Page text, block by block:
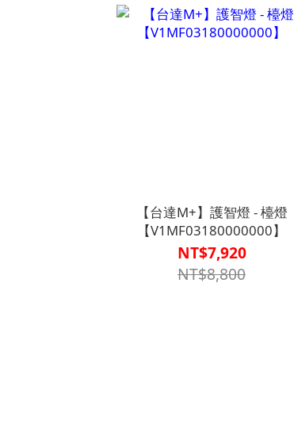
【台達M+】護智燈 - 檯燈
【V1MF03180000000】
NT$7,920
NT$8,800